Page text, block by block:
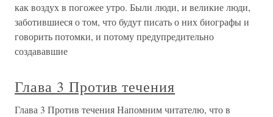
как воздух в погожее утро. Были люди, и великие люди,
заботившиеся о том, что будут писать о них биографы и
говорить потомки, и потому предупредительно
создававшие
Глава 3 Против течения
Глава 3 Против течения Напомним читателю, что в